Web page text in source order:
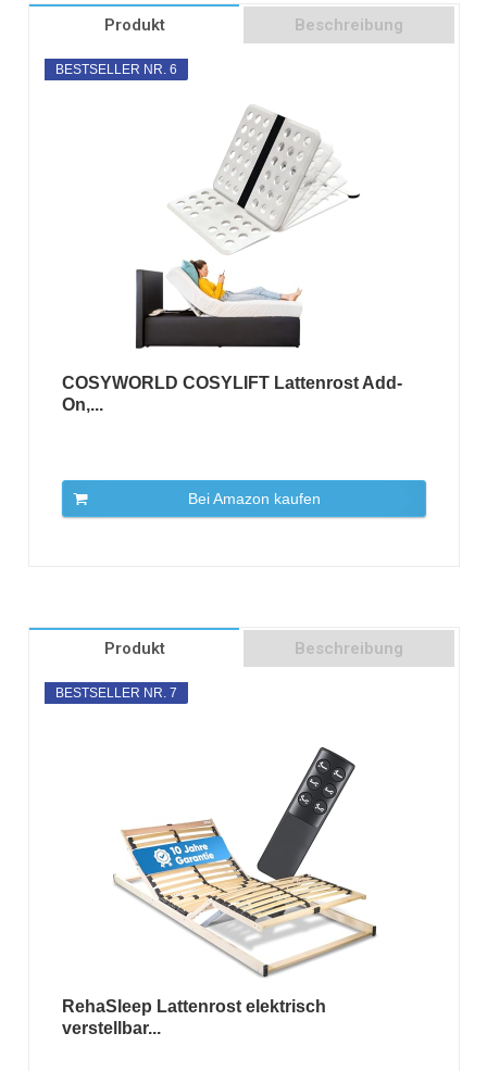
Produkt Beschreibung
BESTSELLER NR. 6
COSYWORLD COSYLIFT Lattenrost Add-
On,...
Bei Amazon kaufen
Produkt Beschreibung
BESTSELLER NR. 7
RehaSleep Lattenrost elektrisch
verstellbar...